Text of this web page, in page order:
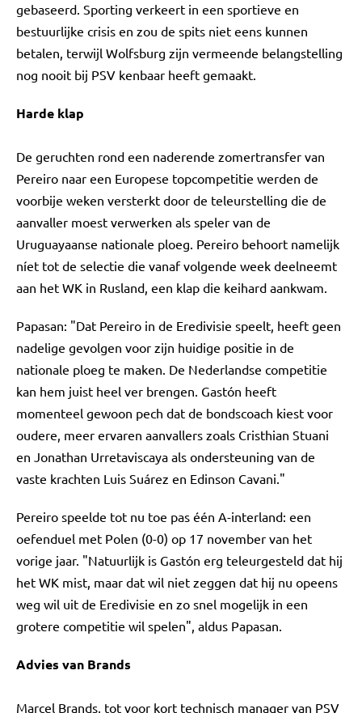
gebaseerd. Sporting verkeert in een sportieve en
bestuurlijke crisis en zou de spits niet eens kunnen
betalen, terwijl Wolfsburg zijn vermeende belangstelling
nog nooit bij PSV kenbaar heeft gemaakt.
Harde klap
De geruchten rond een naderende zomertransfer van
Pereiro naar een Europese topcompetitie werden de
voorbije weken versterkt door de teleurstelling die de
aanvaller moest verwerken als speler van de
Uruguayaanse nationale ploeg. Pereiro behoort namelijk
níet tot de selectie die vanaf volgende week deelneemt
aan het WK in Rusland, een klap die keihard aankwam.
Papasan: "Dat Pereiro in de Eredivisie speelt, heeft geen
nadelige gevolgen voor zijn huidige positie in de
nationale ploeg te maken. De Nederlandse competitie
kan hem juist heel ver brengen. Gastón heeft
momenteel gewoon pech dat de bondscoach kiest voor
oudere, meer ervaren aanvallers zoals Cristhian Stuani
en Jonathan Urretaviscaya als ondersteuning van de
vaste krachten Luis Suárez en Edinson Cavani."
Pereiro speelde tot nu toe pas één A-interland: een
oefenduel met Polen (0-0) op 17 november van het
vorige jaar. "Natuurlijk is Gastón erg teleurgesteld dat hij
het WK mist, maar dat wil niet zeggen dat hij nu opeens
weg wil uit de Eredivisie en zo snel mogelijk in een
grotere competitie wil spelen", aldus Papasan.
Advies van Brands
Marcel Brands, tot voor kort technisch manager van PSV